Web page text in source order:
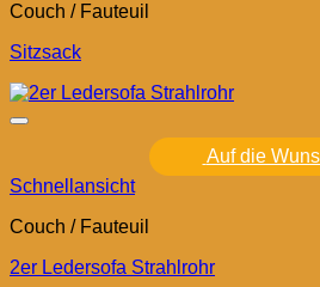
Couch / Fauteuil
Sitzsack
Auf die
Schnellansicht
Couch / Fauteuil
2er Ledersofa Strahlrohr